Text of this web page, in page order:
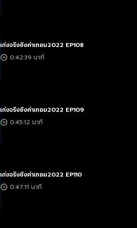
เก่งจริงชิงค่าเทอม2022 EP108
0:42:39 นาที
เก่งจริงชิงค่าเทอม2022 EP109
0:45:12 นาที
เก่งจริงชิงค่าเทอม2022 EP110
0:47:11 นาที